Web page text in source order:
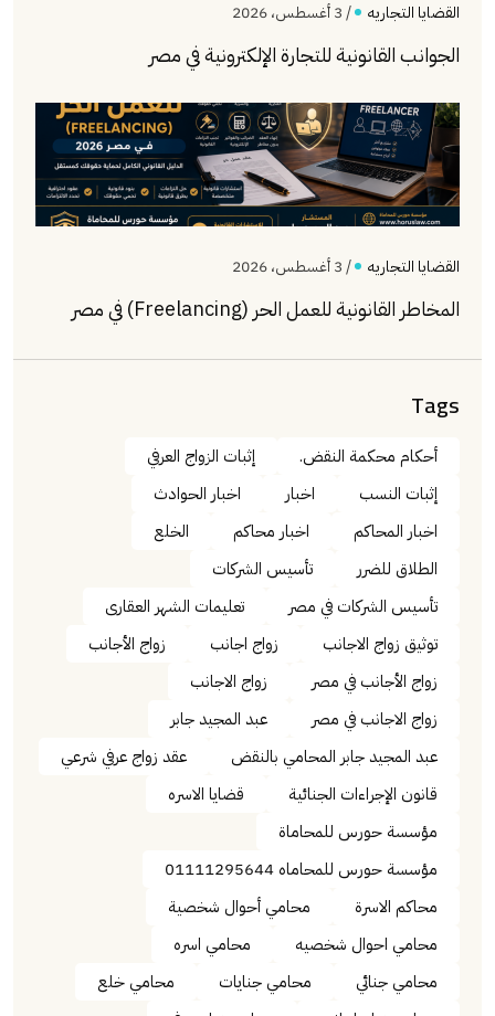
القضايا التجاريه / 3 أغسطس، 2026
الجوانب القانونية للتجارة الإلكترونية في مصر
القضايا التجاريه / 3 أغسطس، 2026
المخاطر القانونية للعمل الحر (Freelancing) في مصر
Tags
أحكام محكمة النقض.
إثبات الزواج العرفي
إثبات النسب
اخبار
اخبار الحوادث
اخبار المحاكم
اخبار محاكم
الخلع
الطلاق للضرر
تأسيس الشركات
تأسيس الشركات في مصر
تعليمات الشهر العقارى
توثيق زواج الاجانب
زواج اجانب
زواج الأجانب
زواج الأجانب في مصر
زواج الاجانب
زواج الاجانب في مصر
عبد المجيد جابر
عبد المجيد جابر المحامي بالنقض
عقد زواج عرفي شرعي
قانون الإجراءات الجنائية
قضايا الاسره
مؤسسة حورس للمحاماة
مؤسسة حورس للمحاماه 01111295644
محاكم الاسرة
محامي أحوال شخصية
محامي احوال شخصيه
محامي اسره
محامي جنائي
محامي جنايات
محامي خلع